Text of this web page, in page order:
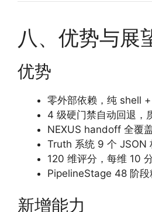
八、优势与展
优势
零外部依赖，纯 shell
4 级硬门禁自动回退，
NEXUS handoff 全覆
Truth 系统 9 个 JSON
120 维评分，每维 10
PipelineStage 48 阶段
新增能力